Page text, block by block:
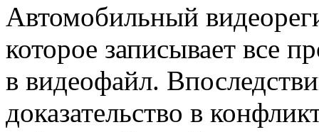
Автомобильный
которое записывает все
в видеофайл.
доказательство в